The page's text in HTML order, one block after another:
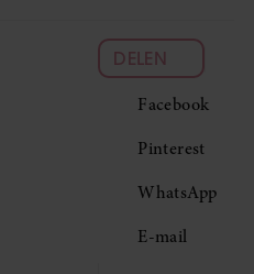
DELEN
Facebook
Pinterest
WhatsApp
E-mail